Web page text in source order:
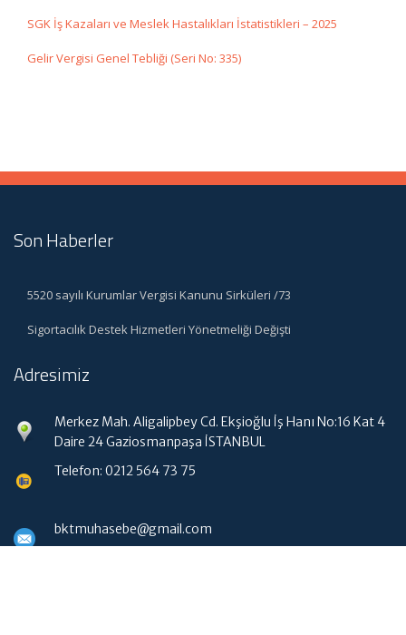
SGK İş Kazaları ve Meslek Hastalıkları İstatistikleri – 2025
Gelir Vergisi Genel Tebliği (Seri No: 335)
Son Haberler
5520 sayılı Kurumlar Vergisi Kanunu Sirküleri /73
Sigortacılık Destek Hizmetleri Yönetmeliği Değişti
Adresimiz
Merkez Mah. Aligalipbey Cd. Ekşioğlu İş Hanı No:16 Kat 4
Daire 24 Gaziosmanpaşa İSTANBUL
Telefon: 0212 564 73 75
bktmuhasebe@gmail.com